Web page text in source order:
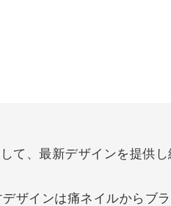
て、最新デザインを提供し
ザインは痛ネイルからブ